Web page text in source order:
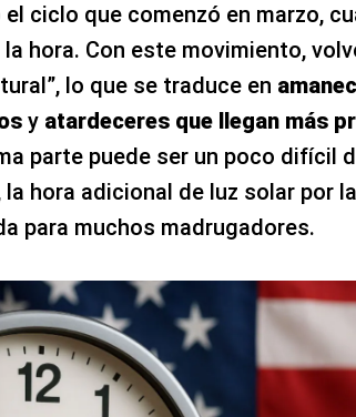
ciclo que comenzó en marzo,
hora. Con este movimiento,
lo que se traduce en
y atardeceres que llegan más
parte puede ser un poco difícil
la hora adicional de luz solar por
para muchos madrugadores.